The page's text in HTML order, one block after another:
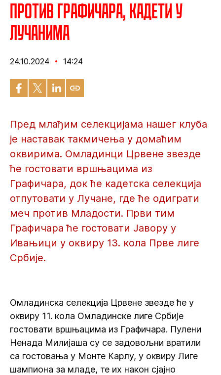
против Графичара, кадети у
Лучанима
24.10.2024 14:24
Пред млађим селекцијама нашег клуба
је наставак такмичења у домаћим
оквирима. Омладинци Црвене звезде
ће гостовати вршњацима из
Графичара, док ће кадетска селекција
отпутовати у Лучане, где ће одиграти
меч против Младости. Први тим
Графичара ће гостовати Јавору у
Ивањици у оквиру 13. кола Прве лиге
Србије.
Омладинска селекција Црвене звезде ће у
оквиру 11. кола Омладинске лиге Србије
гостовати вршњацима из Графичара. Пулени
Ненада Милијаша су се задовољни вратили
са гостовања у Монте Карлу, у оквиру Лиге
шампиона за младе, те их након сјајно